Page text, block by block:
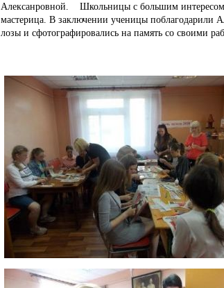
Алексанровной. Школьницы с большим интересом
мастерица. В заключении ученицы
лозы и сфотографировались на память со своими